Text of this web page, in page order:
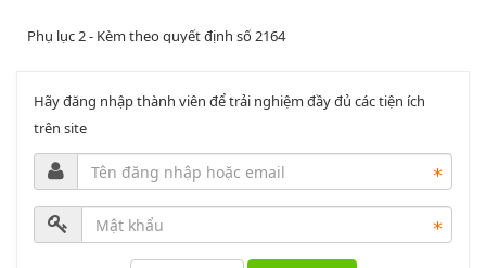
Lượt xem:2000 | lượt tải:1060
Phụ lục 3 - Kèm theo quyết định số 2164
Lượt xem:2012 | lượt tải:1159
52/2019/QH14
Hãy đăng nhập thành viên để trải nghiệm đầy đủ các tiện ích
trên site